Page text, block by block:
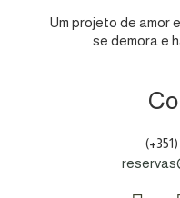
Um projeto de amor
se demora e